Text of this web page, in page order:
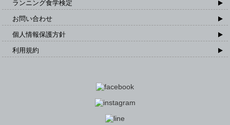
ランニング食学検定
お問い合わせ
個人情報保護方針
利用規約